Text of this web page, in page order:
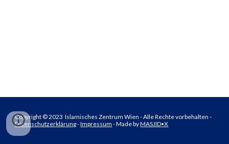
Copyright © 2023 Islamisches Zentrum Wien - Alle Rechte vorbehalten -
Datenschutzerklärung-Impressum -Made byMASJID•X